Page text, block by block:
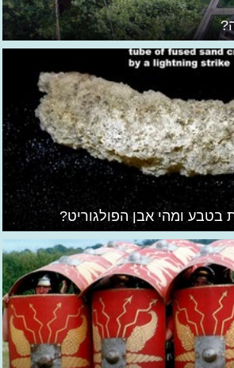
בטבע ומהי אבן הפולגוריט?